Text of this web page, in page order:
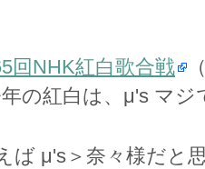
回NHK紅白歌合戦
の紅白は、μ's マ
ば μ's＞奈々様だと